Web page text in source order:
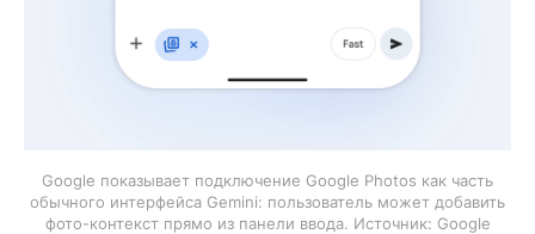
Google показывает подключение Google Photos как часть
обычного интерфейса Gemini: пользователь может добавить
фото-контекст прямо из панели ввода. Источник: Google